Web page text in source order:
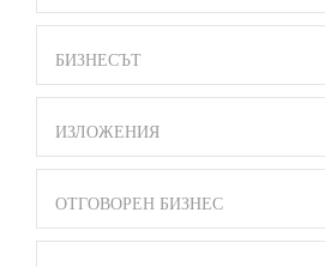
БИЗНЕСЪТ
ИЗЛОЖЕНИЯ
ОТГОВОРЕН БИЗНЕС